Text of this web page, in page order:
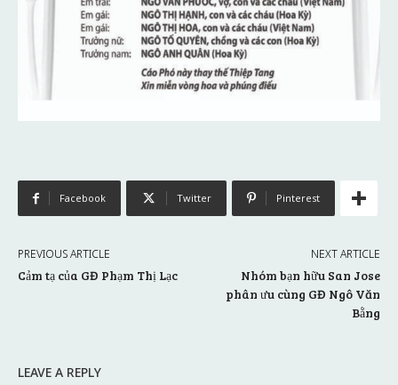
Facebook Twitter Pinterest
PREVIOUS ARTICLE
Cảm tạ của GĐ Phạm Thị Lạc
NEXT ARTICLE
Nhóm bạn hữu San Jose
phân ưu cùng GĐ Ngô Văn
Bằng
LEAVE A REPLY